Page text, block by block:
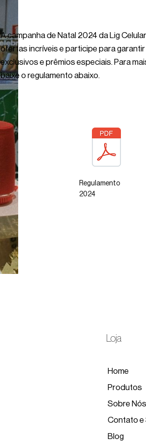
A campanha de Natal 2024 da Lig
ofertas incríveis e participe para
exclusivos e prêmios especiais. Para
baixe o regulamento abaixo.
Regulamento
2024
Loja
Home
Produtos
Sobre Nós
Contato e
Blog